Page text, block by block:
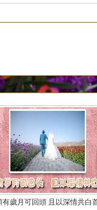
有歲月可回頭 且以深情共白